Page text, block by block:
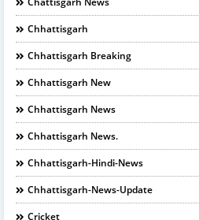
Chhattisgarh
Chhattisgarh Breaking
Chhattisgarh New
Chhattisgarh News
Chhattisgarh News.
Chhattisgarh-Hindi-News
Chhattisgarh-News-Update
Cricket